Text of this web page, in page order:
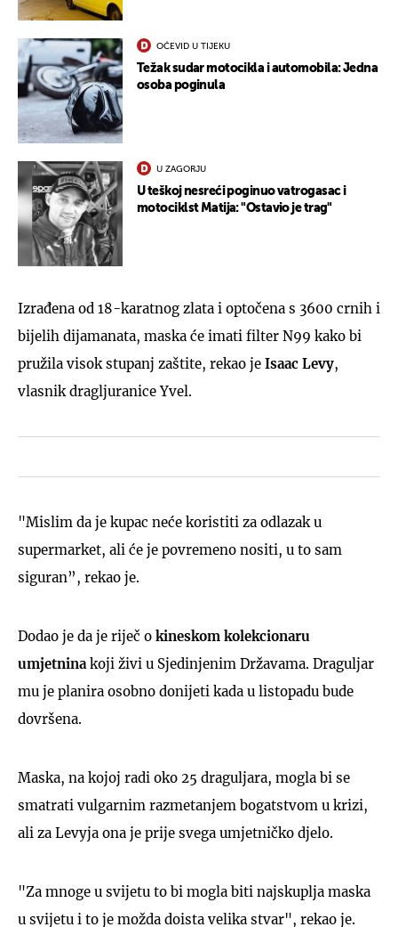
OČEVID U TIJEKU
Težak sudar motocikla i automobila: Jedna
osoba poginula
U ZAGORJU
U teškoj nesreći poginuo vatrogasac i
motociklst Matija: "Ostavio je trag"
Izrađena od 18-karatnog zlata i optočena s 3600 crnih i
bijelih dijamanata, maska će imati filter N99 kako bi
pružila visok stupanj zaštite, rekao je Isaac Levy,
vlasnik dragljuranice Yvel.
"Mislim da je kupac neće koristiti za odlazak u
supermarket, ali će je povremeno nositi, u to sam
siguran”, rekao je.
Dodao je da je riječ o kineskom kolekcionaru
umjetnina koji živi u Sjedinjenim Državama. Draguljar
mu je planira osobno donijeti kada u listopadu bude
dovršena.
Maska, na kojoj radi oko 25 draguljara, mogla bi se
smatrati vulgarnim razmetanjem bogatstvom u krizi,
ali za Levyja ona je prije svega umjetničko djelo.
"Za mnoge u svijetu to bi mogla biti najskuplja maska
u svijetu i to je možda doista velika stvar", rekao je.